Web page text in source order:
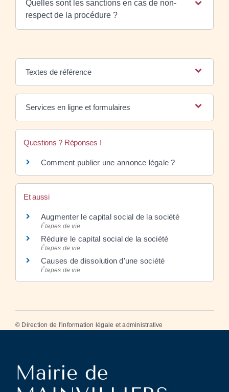
Quelles sont les sanctions en cas de non-
respect de la procédure ?
Textes de référence
Services en ligne et formulaires
Questions ? Réponses !
Comment publier une annonce légale ?
Et aussi
Augmenter le capital social de la société
Étapes de vie
Réduire le capital social de la société
Étapes de vie
Causes de dissolution d'une société
Étapes de vie
© Direction de l'information légale et administrative